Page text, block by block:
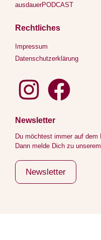
ausdauerPODCAST
Rechtliches
Impressum
Datenschutzerklärung
Newsletter
Du möchtest immer auf dem
Dann melde Dich zu
Newsletter